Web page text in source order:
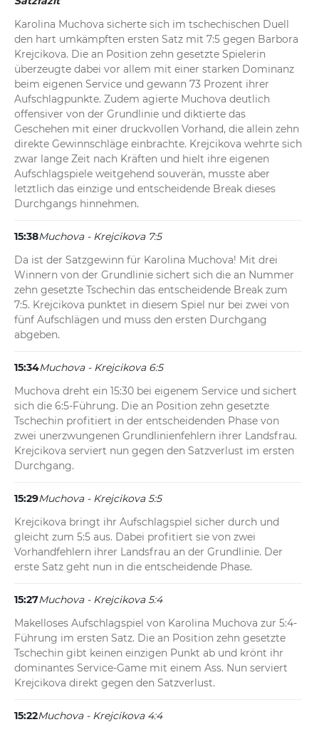
Karolina Muchova sicherte sich im tschechischen Duell
den hart umkämpften ersten Satz mit 7:5 gegen Barbora
Krejcikova. Die an Position zehn gesetzte Spielerin
überzeugte dabei vor allem mit einer starken Dominanz
beim eigenen Service und gewann 73 Prozent ihrer
Aufschlagpunkte. Zudem agierte Muchova deutlich
offensiver von der Grundlinie und diktierte das
Geschehen mit einer druckvollen Vorhand, die allein zehn
direkte Gewinnschläge einbrachte. Krejcikova wehrte sich
zwar lange Zeit nach Kräften und hielt ihre eigenen
Aufschlagspiele weitgehend souverän, musste aber
letztlich das einzige und entscheidende Break dieses
Durchgangs hinnehmen.
15:38Muchova - Krejcikova 7:5
Da ist der Satzgewinn für Karolina Muchova! Mit drei
Winnern von der Grundlinie sichert sich die an Nummer
zehn gesetzte Tschechin das entscheidende Break zum
7:5. Krejcikova punktet in diesem Spiel nur bei zwei von
fünf Aufschlägen und muss den ersten Durchgang
abgeben.
15:34Muchova - Krejcikova 6:5
Muchova dreht ein 15:30 bei eigenem Service und sichert
sich die 6:5-Führung. Die an Position zehn gesetzte
Tschechin profitiert in der entscheidenden Phase von
zwei unerzwungenen Grundlinienfehlern ihrer Landsfrau.
Krejcikova serviert nun gegen den Satzverlust im ersten
Durchgang.
15:29Muchova - Krejcikova 5:5
Krejcikova bringt ihr Aufschlagspiel sicher durch und
gleicht zum 5:5 aus. Dabei profitiert sie von zwei
Vorhandfehlern ihrer Landsfrau an der Grundlinie. Der
erste Satz geht nun in die entscheidende Phase.
15:27Muchova - Krejcikova 5:4
Makelloses Aufschlagspiel von Karolina Muchova zur 5:4-
Führung im ersten Satz. Die an Position zehn gesetzte
Tschechin gibt keinen einzigen Punkt ab und krönt ihr
dominantes Service-Game mit einem Ass. Nun serviert
Krejcikova direkt gegen den Satzverlust.
15:22Muchova - Krejcikova 4:4